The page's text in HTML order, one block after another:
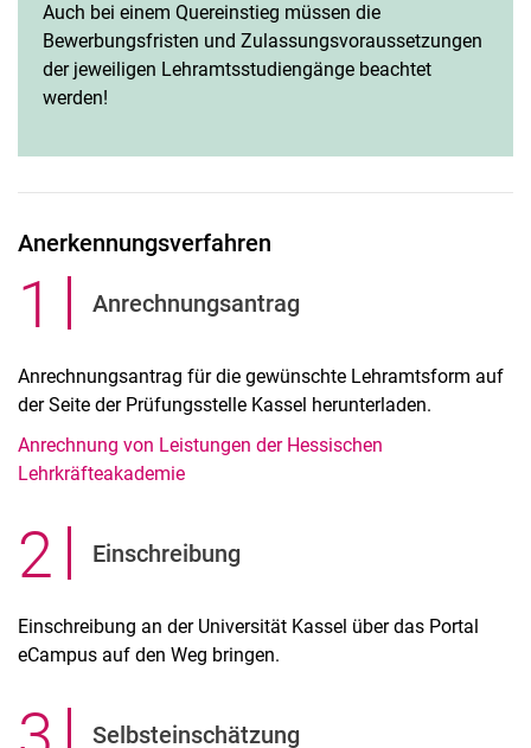
Auch bei einem Quereinstieg müssen die
Bewerbungsfristen und Zulassungsvoraussetzungen
der jeweiligen Lehramtsstudiengänge beachtet
werden!
Anerkennungsverfahren
1 . Anrechnungsantrag
Anrechnungsantrag für die gewünschte Lehramtsform auf
der Seite der Prüfungsstelle Kassel herunterladen.
Anrechnung von Leistungen der Hessischen
Lehrkräfteakademie
2. Einschreibung
Einschreibung an der Universität Kassel über das Portal
eCampus auf den Weg bringen.
Selbsteinschätzung